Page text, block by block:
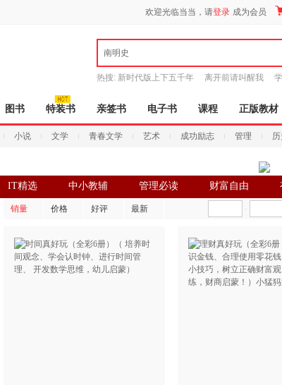
欢迎光临当当，请登录 成为会员
南明史
热搜: 新时代版上下五千年 离开前请叫醒我
图书 特装书 亲签书 电子书 课程 正版教材
小说 文学 青春文学 艺术 成功励志 管理 历
IT精选 中小教辅 管理必读 财富自由
销量 价格 好评 最新